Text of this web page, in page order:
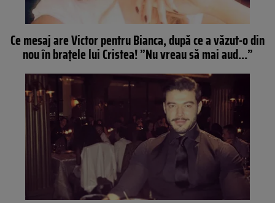
Ce mesaj are Victor pentru Bianca, după ce a văzut-o din
nou în braţele lui Cristea! ”Nu vreau să mai aud…”